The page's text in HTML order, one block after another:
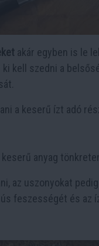
akár egyben is le
kell szedni a
a keserű ízt adó
anyag
az uszonyokat
feszességét és az